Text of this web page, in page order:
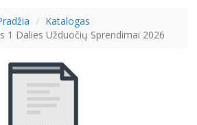
Katalogas
1 Dalies Užduočių Sprendimai 2026